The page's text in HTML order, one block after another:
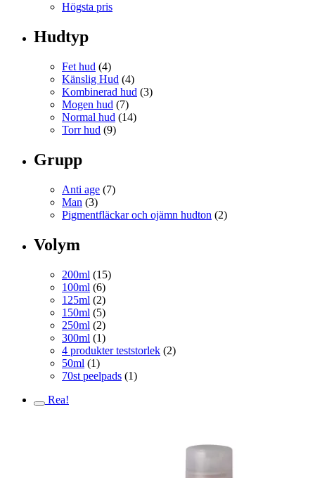
Högsta pris
Hudtyp
Fet hud (4)
Känslig Hud (4)
Kombinerad hud (3)
Mogen hud (7)
Normal hud (14)
Torr hud (9)
Grupp
Anti age (7)
Man (3)
Pigmentfläckar och ojämn hudton (2)
Volym
200ml (15)
100ml (6)
125ml (2)
150ml (5)
250ml (2)
300ml (1)
4 produkter teststorlek (2)
50ml (1)
70st peelpads (1)
Rea!